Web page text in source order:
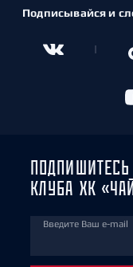
Подписывайся и
КЛУБА ХК
Введите Ваш e-mail